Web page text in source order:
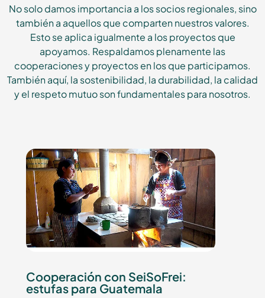
No solo damos importancia a los socios regionales, sino
también a aquellos que comparten nuestros valores.
Esto se aplica igualmente a los proyectos que
apoyamos. Respaldamos plenamente las
cooperaciones y proyectos en los que participamos.
También aquí, la sostenibilidad, la durabilidad, la calidad
y el respeto mutuo son fundamentales para nosotros.
Cooperación con SeiSoFrei:
estufas para Guatemala